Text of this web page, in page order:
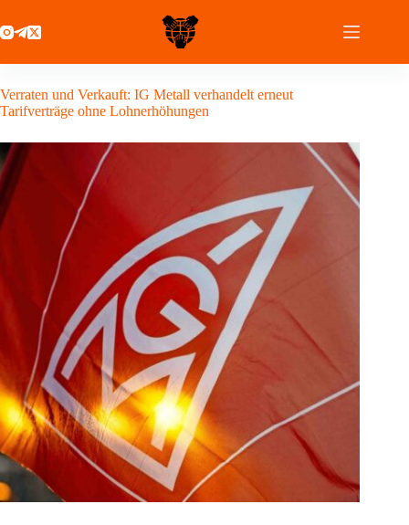
Inhalt
springen
Verraten und Verkauft: IG Metall verhandelt erneut
Tarifverträge ohne Lohnerhöhungen